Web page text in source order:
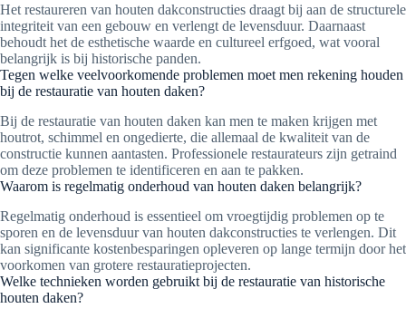
Het restaureren van houten dakconstructies draagt bij aan de structurele
integriteit van een gebouw en verlengt de levensduur. Daarnaast
behoudt het de esthetische waarde en cultureel erfgoed, wat vooral
belangrijk is bij historische panden.
Tegen welke veelvoorkomende problemen moet men rekening houden
bij de restauratie van houten daken?
Bij de restauratie van houten daken kan men te maken krijgen met
houtrot, schimmel en ongedierte, die allemaal de kwaliteit van de
constructie kunnen aantasten. Professionele restaurateurs zijn getraind
om deze problemen te identificeren en aan te pakken.
Waarom is regelmatig onderhoud van houten daken belangrijk?
Regelmatig onderhoud is essentieel om vroegtijdig problemen op te
sporen en de levensduur van houten dakconstructies te verlengen. Dit
kan significante kostenbesparingen opleveren op lange termijn door het
voorkomen van grotere restauratieprojecten.
Welke technieken worden gebruikt bij de restauratie van historische
houten daken?